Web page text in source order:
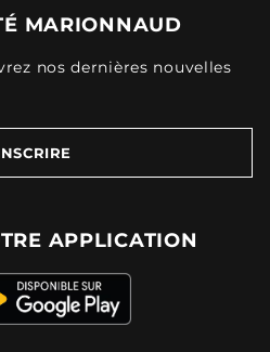
MARIONNAUD
nos dernières nouvelles
APPLICATION